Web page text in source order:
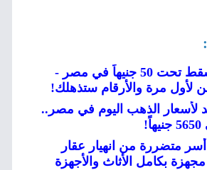
عاجل: الدولار يسقط تحت 50 جنيهاً في مصر -
لأول مرة والأرقام ستذهلك!
لأسعار الذهب اليوم في مصر..
عاجل: تسكين 7 أسر متضررة من انهيار عقار
بكامل الأثاث والأجهزة